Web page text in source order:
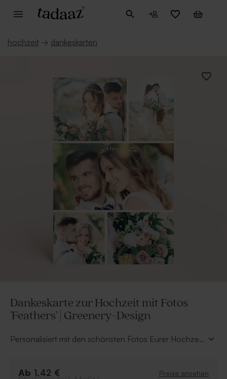
hochzeit → dankeskarten
Dankeskarte zur Hochzeit mit Fotos
'Feathers' | Greenery-Design
Personalisiert mit den schönsten Fotos Eurer Hochzeit
bei euren Gästen bekommen.
Ab 1,42 € Preise ansehen